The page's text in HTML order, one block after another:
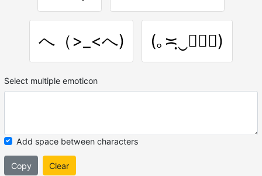
へ（>_<へ) (｡≍ฺ‿ฺ≍ฺ)
Select multiple emoticon
Add space between characters
Copy Clear